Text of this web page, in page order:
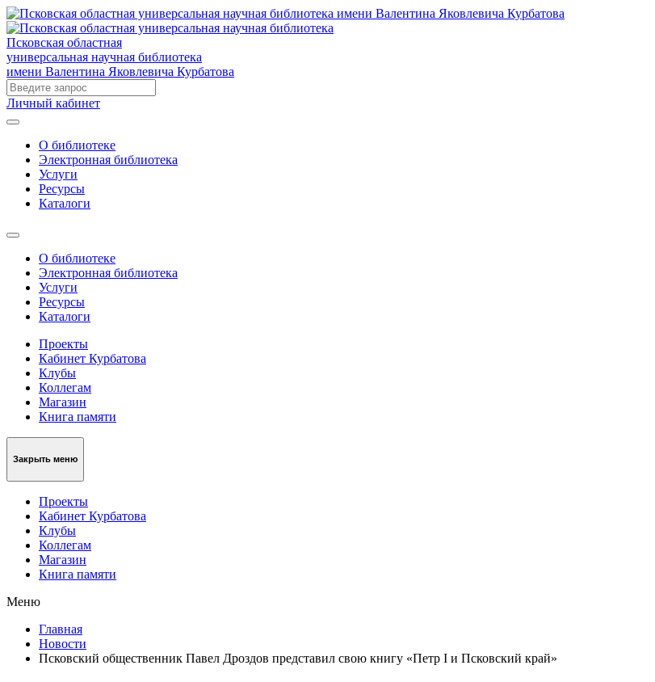
Псковская областная
универсальная научная библиотека
имени Валентина Яковлевича Курбатова
Личный кабинет
О библиотеке
Электронная библиотека
Услуги
Ресурсы
Каталоги
О библиотеке
Электронная библиотека
Услуги
Ресурсы
Каталоги
Проекты
Кабинет Курбатова
Клубы
Коллегам
Магазин
Книга памяти
Закрыть меню
Проекты
Кабинет Курбатова
Клубы
Коллегам
Магазин
Книга памяти
Меню
Главная
Новости
Псковский общественник Павел Дроздов представил свою книгу «Петр I и Псковский край»